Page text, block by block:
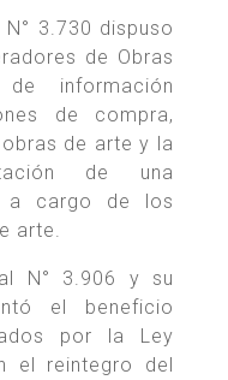
3.730 dispuso
de Obras
información
de compra,
de arte y la
de una
a cargo de los
arte.
N° 3.906 y su
el beneficio
por la Ley
el reintegro del